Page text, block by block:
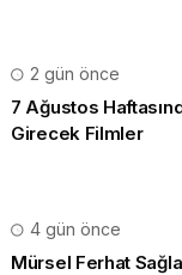
2 gün önce
7 Ağustos
Girecek Filmler
4 gün önce
Mürsel Ferhat